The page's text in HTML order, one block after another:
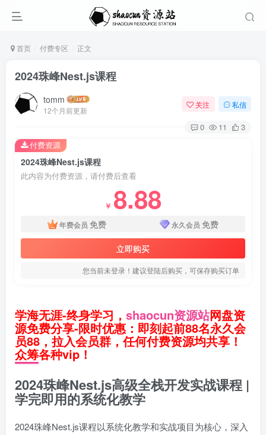
首页 付费专区 正文
2024珠峰Nest.js课程
tomm
12个月前更新
关注 私信
0 11 3
2024珠峰Nest.js课程
此内容为付费资源，请付费后查看
￥ 8.88
年费会员 免费 永久会员 免费
立即购买
您当前未登录！建议登陆后购买，可保存购买订单
付费资源
学海无涯-终身学习， shaocun资源站网盘资
源免费分享-限时优惠：即刻起前88名永久会
员88，拉入会员群，任何付费资源均共享！
众筹各种vip！
2024珠峰Nest.js高级全栈开发实战课程 |
学完即用的系统化教学
2024珠峰Nest.js课程以系统化教学和实战项目为核心，深入